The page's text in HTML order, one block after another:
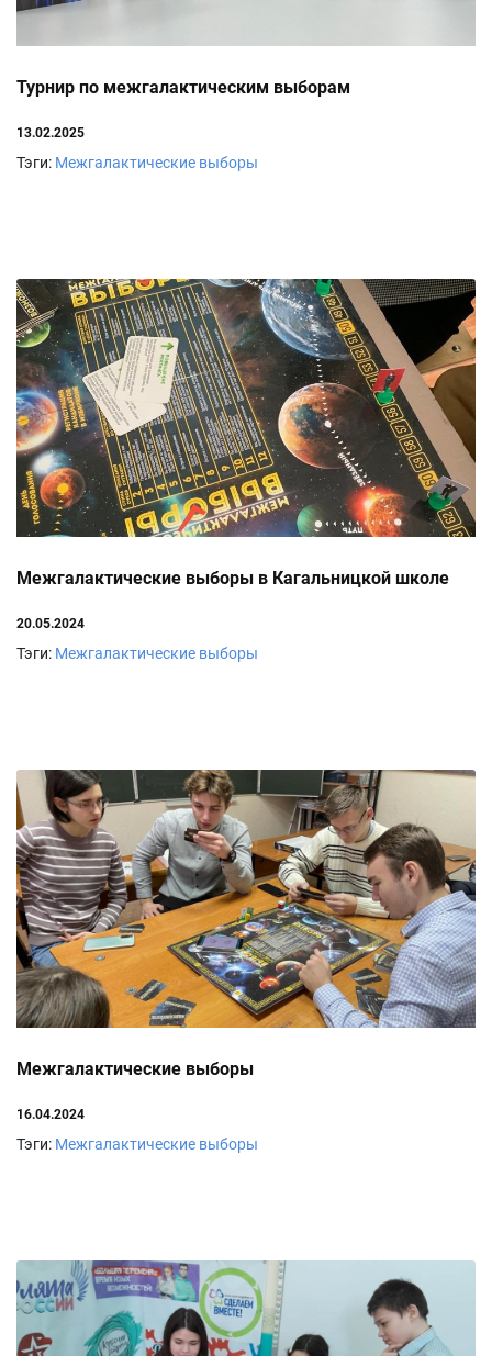
Турнир по межгалактическим выборам
13.02.2025
Тэги: Межгалактические выборы
Межгалактические выборы в Кагальницкой школе
20.05.2024
Тэги: Межгалактические выборы
Межгалактические выборы
16.04.2024
Тэги: Межгалактические выборы